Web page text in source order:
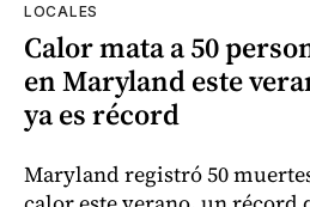
LOCALES
Calor mata a 50
en Maryland este
ya es récord
Maryland registró 50